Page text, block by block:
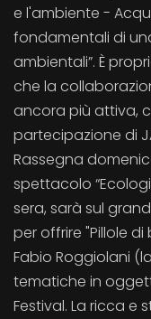
e l'ambiente -
fondamentali di
ambientali”. È
che la
ancora più attiva,
partecipazione di
Rassegna
spettacolo
sera, sarà sul
per offrire "Pillole
Fabio Roggiolani
tematiche in
Festival. La ricca e